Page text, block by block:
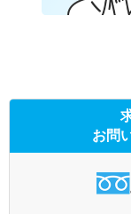
お問